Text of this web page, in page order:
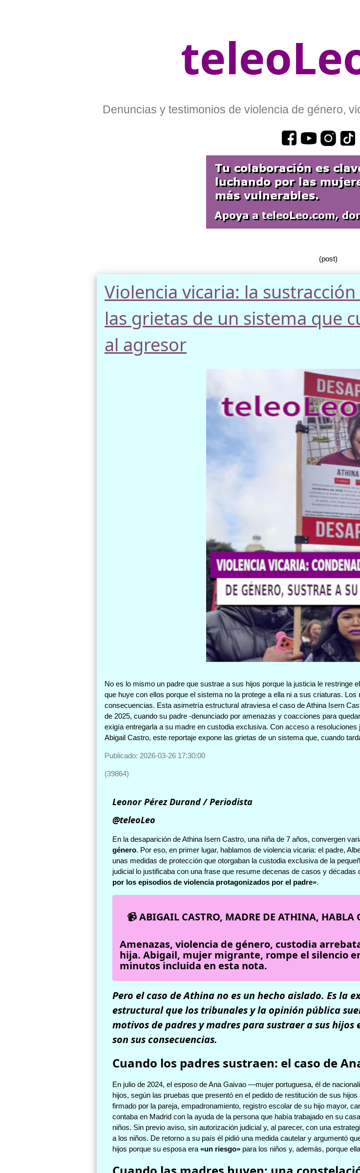
Denuncias y testimonios de violencia de género,
(post)
Violencia vicaria: la
las grietas de un sistema que
al agresor
No es lo mismo un padre que sustrae a sus hijos porque la justicia le restringe
que huye con ellos porque el sistema no la protege a ella ni a sus criaturas.
consecuencias. Esta asimetría estructural atraviesa el caso de Athina Isern
de 2025, cuando su padre -denunciado por amenazas y coacciones para
exigía entregarla a su madre en custodia exclusiva. Con acceso a
Abigail Castro, este reportaje expone las grietas de un sistema que, cuando
Publicado: 2026-03-26 17:30:00
(39864)
Leonor Pérez Durand / Periodista
@teleoLeo
En la desaparición de Athina Isern Castro, una niña de 7 años, convergen
género. Por eso, en primer lugar, hablamos de violencia vicaria: el padre,
unas medidas de protección que otorgaban la custodia exclusiva de la
judicial lo justificaba con una frase que resume decenas de casos y décadas
por los episodios de violencia protagonizados por el padre».
📹 ABIGAIL CASTRO, MADRE DE ATHINA, HABLA
Amenazas, violencia de género, custodia
hija. Abigail, mujer migrante, rompe el silencio
minutos incluida en esta nota.
Pero el caso de Athina no es un hecho aislado. Es la
estructural que los tribunales y la opinión pública
motivos de padres y madres para sustraer a sus
son sus consecuencias.
Cuando los padres sustraen: el caso de
En julio de 2024, el esposo de Ana Gaivao —mujer portuguesa, él de
hijos, según las pruebas que presentó en el pedido de restitución de sus
firmado por la pareja, empadronamiento, registro escolar de su hijo mayor,
contaba en Madrid con la ayuda de la persona que había trabajado en su
niños. Sin previo aviso, sin autorización judicial y, al parecer, con una
a los niños. De retorno a su país él pidió una medida cautelar y argumentó
hijos porque su esposa era «un riesgo» para los niños y, además, porque